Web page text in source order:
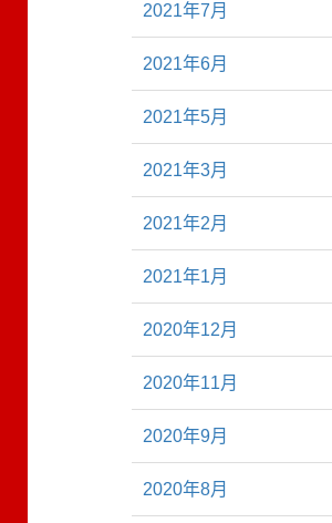
2021年7月
2021年6月
2021年5月
2021年3月
2021年2月
2021年1月
2020年12月
2020年11月
2020年9月
2020年8月